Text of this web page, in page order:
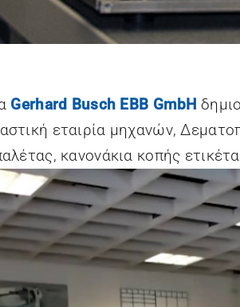
SYS TEC
Converting
GmbH
Gerhard Busch EBB GmbH
εταιρία μηχανών,
κανονάκια κοπής